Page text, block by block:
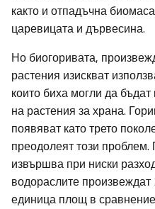
както и отпадъчна
царевицата и дървесина.
Но биогоривата,
растения изискват
които биха могли да
на растения за храна.
появяват като трето
преодолеят този
извършва при ниски
водораслите
единица площ в